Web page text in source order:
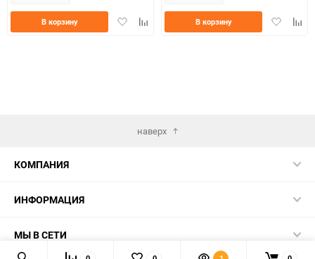
ДобавитьДобавить
В корзину
Добавить
В корзину
наверх
КОМПАНИЯ
ИНФОРМАЦИЯ
МЫ В СЕТИ